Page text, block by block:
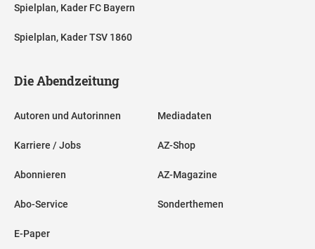
Spielplan, Kader FC Bayern
Spielplan, Kader TSV 1860
Die Abendzeitung
Autoren und Autorinnen
Karriere / Jobs
Abonnieren
Abo-Service
E-Paper
Mediadaten
AZ-Shop
AZ-Magazine
Sonderthemen